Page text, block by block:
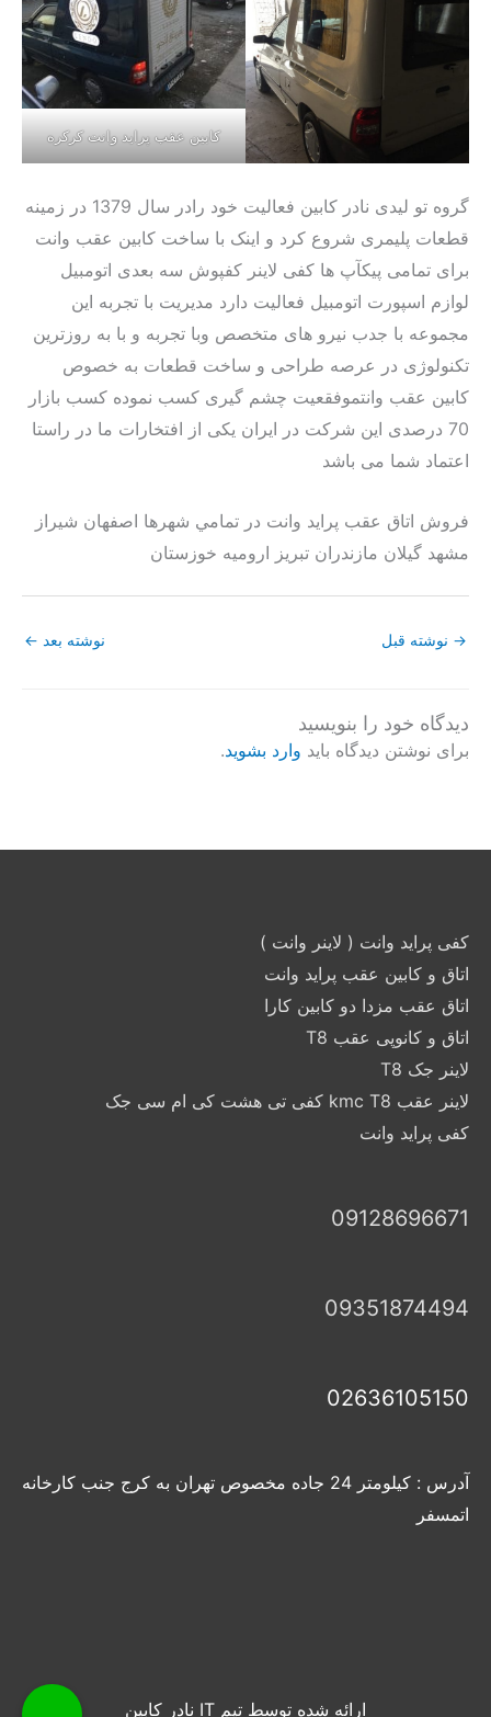
كابين عقب پرايد وانت كركره
گروه تو لیدی نادر کابین فعالیت خود رادر سال 1379 در زمینه
قطعات پلیمری شروع کرد و اینک با ساخت کابین عقب وانت
برای تمامی پیکآپ ها کفی لاینر کفپوش سه بعدی اتومبیل
لوازم اسپورت اتومبیل فعالیت دارد مدیریت با تجربه این
مجموعه با جدب نیرو های متخصص وبا تجربه و با به روزترین
تکنولوژی در عرصه طراحی و ساخت قطعات به خصوص
کابین عقب وانتموفقعیت چشم گیری کسب نموده کسب بازار
70 درصدی این شرکت در ایران یکی از افتخارات ما در راستا
اعتماد شما می باشد
فروش اتاق عقب پرايد وانت در تمامي شهرها اصفهان شيراز
مشهد گيلان مازندران تبريز اروميه خوزستان
→ نوشته قبل نوشته بعد ←
دیدگاه‌ خود را بنویسید
برای نوشتن دیدگاه باید وارد بشوید.
کفی پراید وانت ( لاینر وانت )
اتاق و کابین عقب پراید وانت
اتاق عقب مزدا دو کابین کارا
اتاق و کانوپی عقب T8
لاینر جک T8
لاینر عقب kmc T8 کفی تی هشت کی ام سی جک
کفی پراید وانت
09128696671
09351874494
02636105150
آدرس : کیلومتر 24 جاده مخصوص تهران به کرج جنب کارخانه
اتمسفر
ارائه شده توسط تیم IT نادر کابین